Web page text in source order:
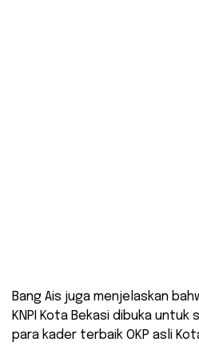
Bang Ais juga menjelaskan
KNPI Kota Bekasi dibuka
para kader terbaik OKP asli